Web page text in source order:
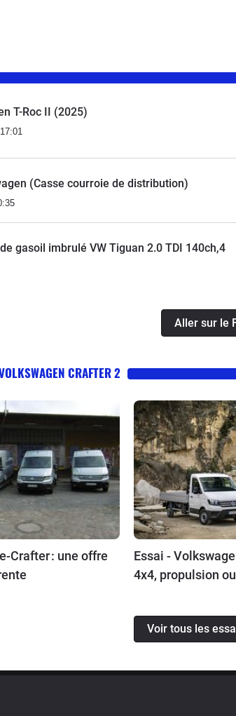
T-Roc II (2025)
(Casse courroie de distribution)
gasoil imbrulé VW Tiguan 2.0 TDI 140ch,4
Aller sur le
CRAFTER 2
Crafter : une offre
Essai -
4x4, propulsion
Voir tous les